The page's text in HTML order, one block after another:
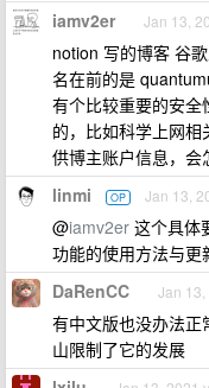
iamv2er Jan 13,
notion 写的博客 谷
名在前的是
有个比较重要的安
的，比如科学上网
供博主账户信息，会
linmi OP Jan 13,
@iamv2er 这个具体
功能的使用方法与更
DaRenCC Jan 13,
有中文版也没办法
山限制了它的发展